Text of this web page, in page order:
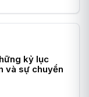
kỷ lục
và sự chuyển